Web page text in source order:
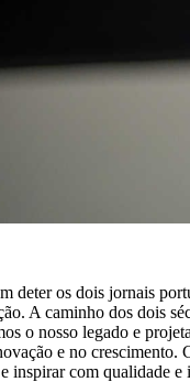
deter os dois jornais
A caminho dos dois
o nosso legado e
e no crescimento.
inspirar com qualidade e